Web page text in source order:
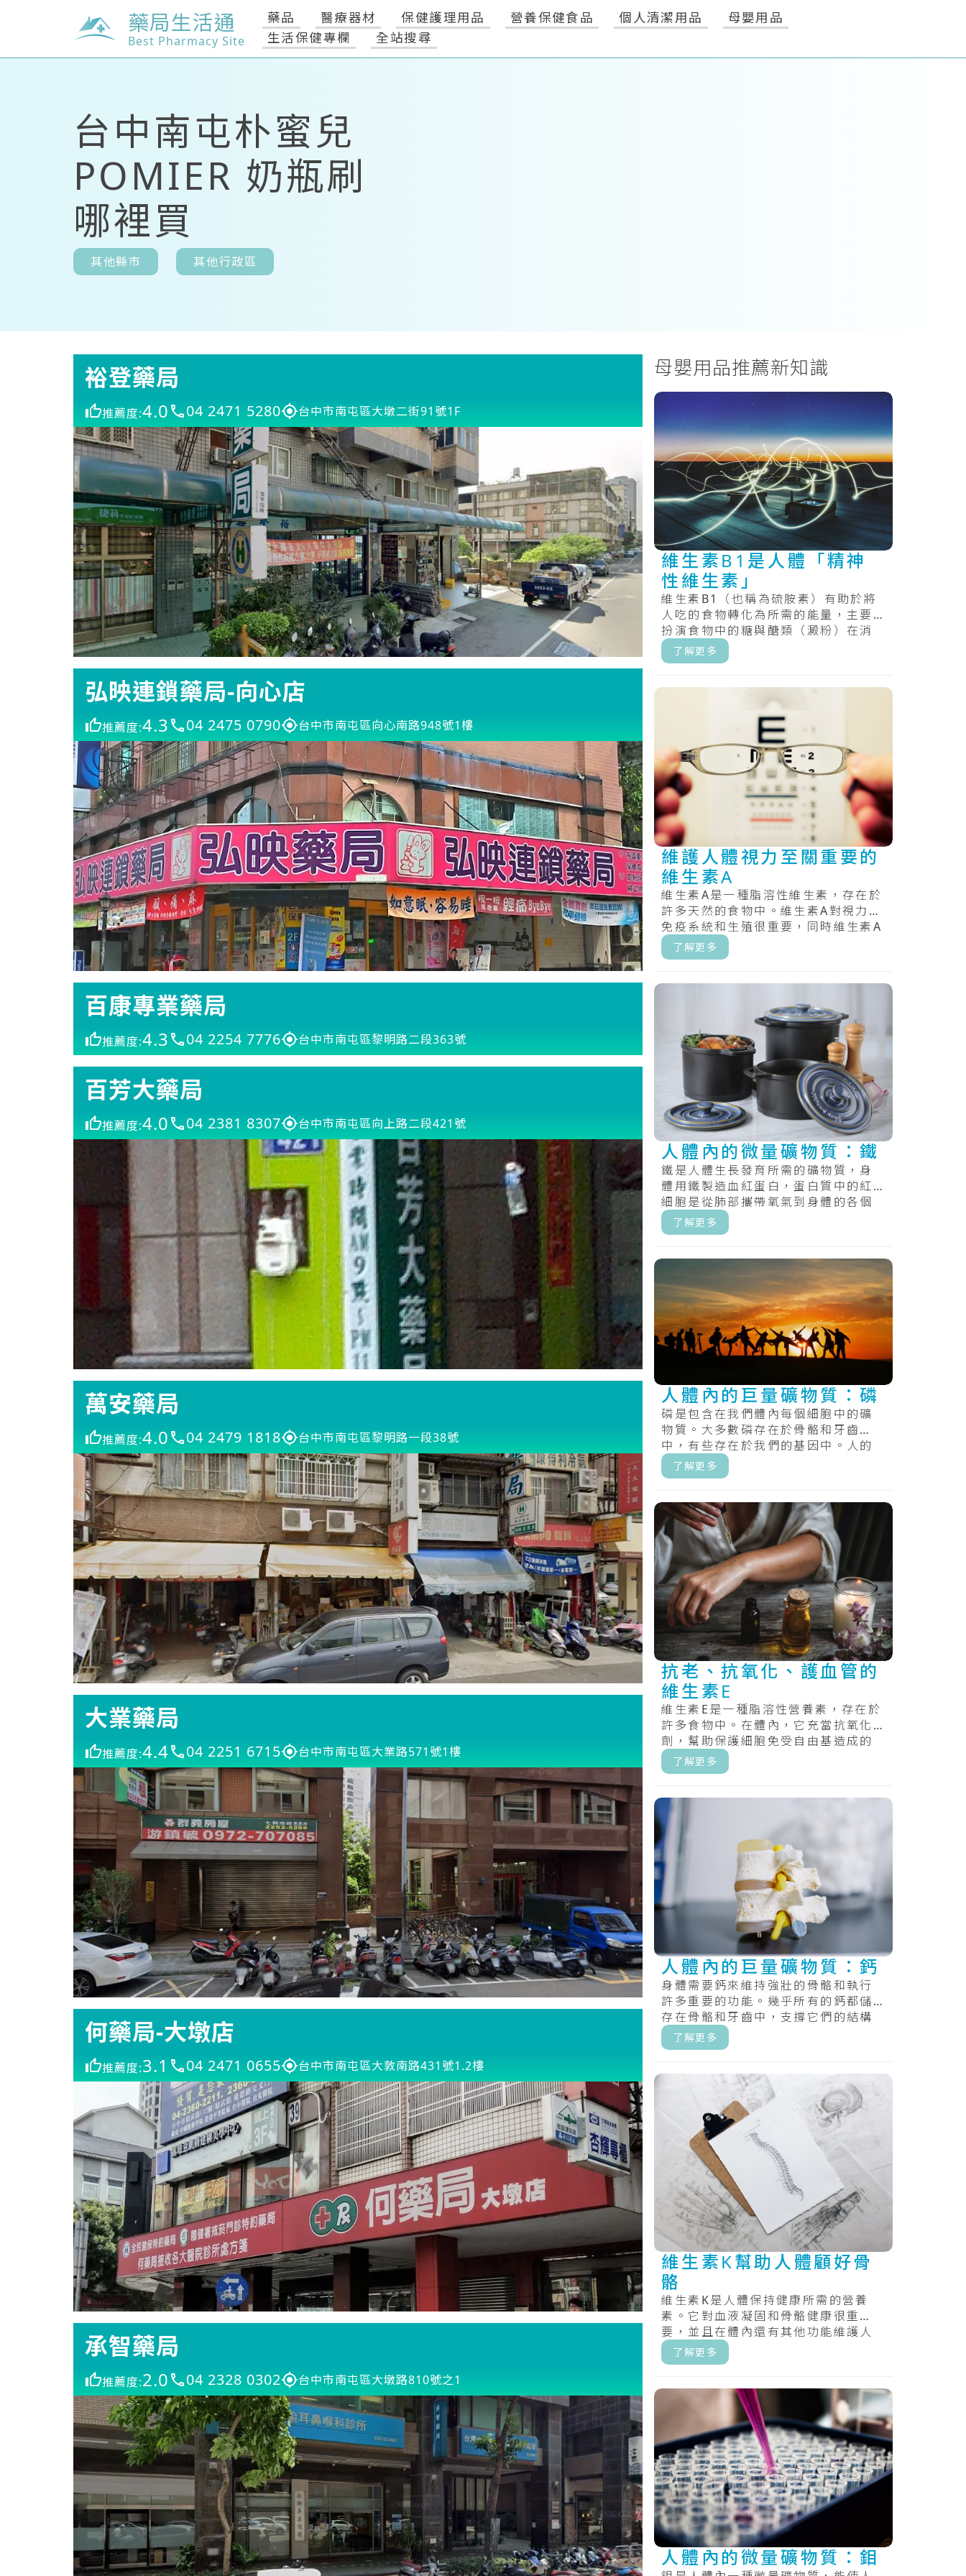
藥局生活通
Best Pharmacy Site
藥品 醫療器材 保健護理用品 營養保健食品 個人清潔用品
母嬰用品
生活保健專欄
全站搜尋
台中南屯朴蜜兒
POMIER 奶瓶刷
哪裡買
其他縣市 其他行政區
裕登藥局
推薦度:4.0 04 2471 5280 台中市南屯區大墩二街91號1F
弘映連鎖藥局-向心店
推薦度:4.3 04 2475 0790 台中市南屯區向心南路948號1樓
百康專業藥局
推薦度:4.3 04 2254 7776 台中市南屯區黎明路二段363號
百芳大藥局
推薦度:4.0 04 2381 8307 台中市南屯區向上路二段421號
萬安藥局
推薦度:4.0 04 2479 1818 台中市南屯區黎明路一段38號
大業藥局
推薦度:4.4 04 2251 6715 台中市南屯區大業路571號1樓
何藥局-大墩店
推薦度:3.1 04 2471 0655 台中市南屯區大敦南路431號1.2樓
承智藥局
推薦度:2.0 04 2328 0302 台中市南屯區大墩路810號之1
母嬰用品推薦新知識
維生素B1是人體「精神
性維生素」
維生素B1（也稱為硫胺素）有助於將
人吃的食物轉化為所需的能量，主要
扮演食物中的糖與醣類（澱粉）在消
化過程中的處理角色，最後產生能
量。.....
了解更多
維護人體視力至關重要的
維生素A
維生素A是一種脂溶性維生素，存在於
許多天然的食物中。維生素A對視力、
免疫系統和生殖很重要，同時維生素A
還有助於心臟、肺、腎臟和其他器官
正.....
了解更多
人體內的微量礦物質：鐵
鐵是人體生長發育所需的礦物質，身
體用鐵製造血紅蛋白，蛋白質中的紅
細胞是從肺部攜帶氧氣到身體的各個
部位，和肌紅蛋白，提供氧氣，肌肉
的蛋白質.....
了解更多
人體內的巨量礦物質：磷
磷是包含在我們體內每個細胞中的礦
物質。大多數磷存在於骨骼和牙齒
中，有些存在於我們的基因中。人的
身體需要磷來製造能量和進行許多重
要的化學過.....
了解更多
抗老、抗氧化、護血管的
維生素E
維生素E是一種脂溶性營養素，存在於
許多食物中。在體內，它充當抗氧化
劑，幫助保護細胞免受自由基造成的
損害，維持體內氧化還原的平衡。.....
了解更多
人體內的巨量礦物質：鈣
身體需要鈣來維持強壯的骨骼和執行
許多重要的功能。幾乎所有的鈣都儲
存在骨骼和牙齒中，支撐它們的結構
和硬度。.....
了解更多
維生素K幫助人體顧好骨
骼
維生素K是人體保持健康所需的營養
素。它對血液凝固和骨骼健康很重
要，並且在體內還有其他功能維護人
體的健康。.....
了解更多
人體內的微量礦物質：鉬